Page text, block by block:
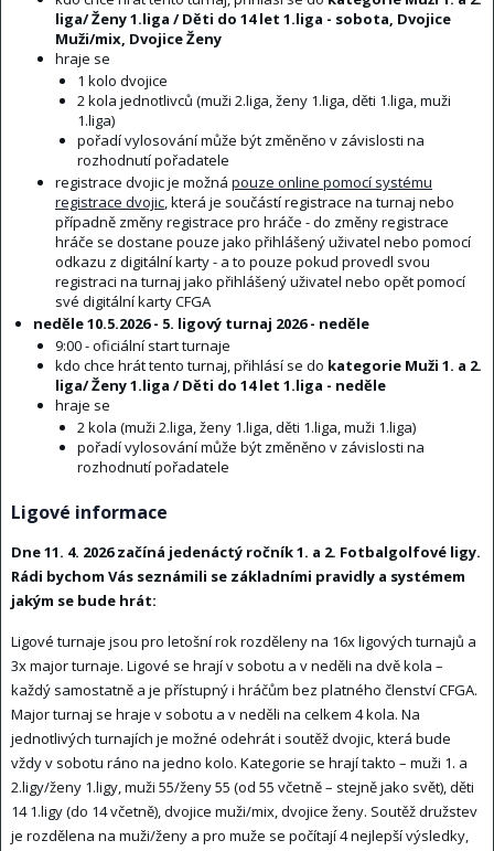
liga/ Ženy 1.liga / Děti do 14 let 1.liga - sobota, Dvojice
Muži/mix, Dvojice Ženy
hraje se
1 kolo dvojice
2 kola jednotlivců (muži 2.liga, ženy 1.liga, děti 1.liga, muži
1.liga)
pořadí vylosování může být změněno v závislosti na
rozhodnutí pořadatele
registrace dvojic je možná pouze online pomocí systému
registrace dvojic, která je součástí registrace na turnaj nebo
případně změny registrace pro hráče - do změny registrace
hráče se dostane pouze jako přihlášený uživatel nebo pomocí
odkazu z digitální karty - a to pouze pokud provedl svou
registraci na turnaj jako přihlášený uživatel nebo opět pomocí
své digitální karty CFGA
neděle 10.5.2026 - 5. ligový turnaj 2026 - neděle
9:00 - oficiální start turnaje
kdo chce hrát tento turnaj, přihlásí se do kategorie Muži 1. a 2.
liga/ Ženy 1.liga / Děti do 14 let 1.liga - neděle
hraje se
2 kola (muži 2.liga, ženy 1.liga, děti 1.liga, muži 1.liga)
pořadí vylosování může být změněno v závislosti na
rozhodnutí pořadatele
Ligové informace
Dne 11. 4. 2026 začíná jedenáctý ročník 1. a 2. Fotbalgolfové ligy.
Rádi bychom Vás seznámili se základními pravidly a systémem
jakým se bude hrát:
Ligové turnaje jsou pro letošní rok rozděleny na 16x ligových turnajů a
3x major turnaje. Ligové se hrají v sobotu a v neděli na dvě kola –
každý samostatně a je přístupný i hráčům bez platného členství CFGA.
Major turnaj se hraje v sobotu a v neděli na celkem 4 kola. Na
jednotlivých turnajích je možné odehrát i soutěž dvojic, která bude
vždy v sobotu ráno na jedno kolo. Kategorie se hrají takto – muži 1. a
2.ligy/ženy 1.ligy, muži 55/ženy 55 (od 55 včetně – stejně jako svět), děti
14 1.ligy (do 14 včetně), dvojice muži/mix, dvojice ženy. Soutěž družstev
je rozdělena na muži/ženy a pro muže se počítají 4 nejlepší výsledky,